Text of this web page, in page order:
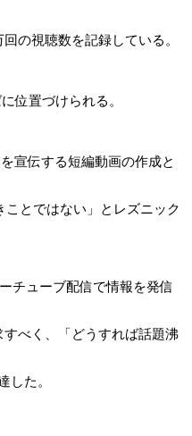
の視聴数を記録している。
位置づけられる。
宣伝する短編動画の作成と
とではない」とレズニック
チューブ配信で情報を発信
べく、「どうすれば話題沸
した。